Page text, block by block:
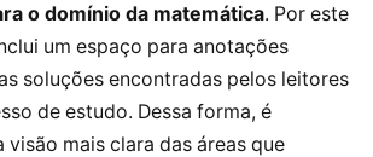
o domínio da matemática. Por este
um espaço para anotações
soluções encontradas pelos leitores
de estudo. Dessa forma, é
visão mais clara das áreas que